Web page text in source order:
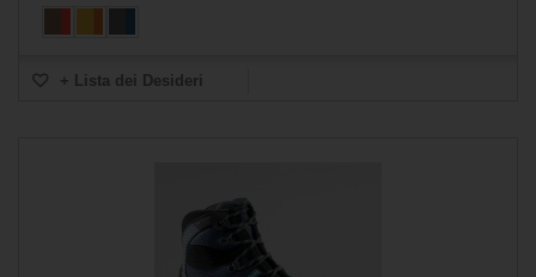
+ Lista dei Desideri